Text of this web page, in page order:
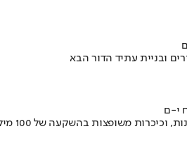
ובניית עתיד הדור הבא
י-ם